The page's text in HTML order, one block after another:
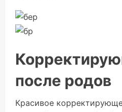
после родов
Красивое